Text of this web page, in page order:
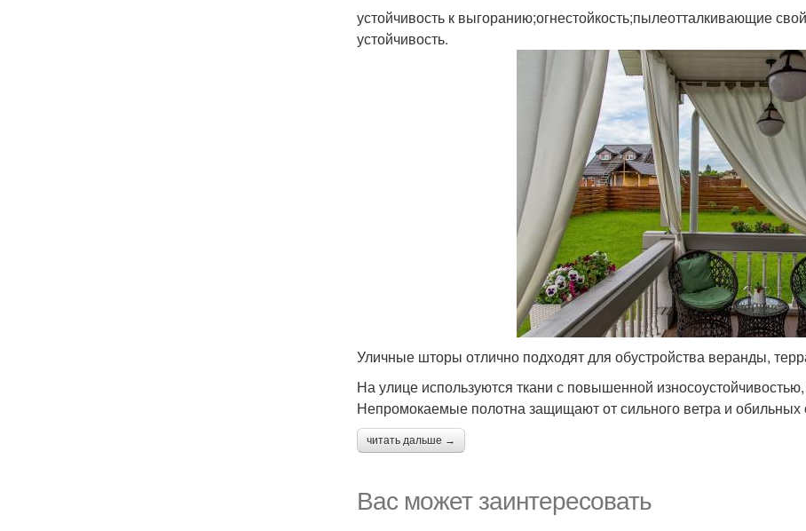
устойчивость к выгоранию;огнестойкость;пылеотталкивающие
устойчивость.
Уличные шторы отлично подходят для обустройства веранды,
На улице используются ткани с повышенной
Непромокаемые полотна защищают от сильного ветра и обильных
читать дальше →
Вас может заинтересовать